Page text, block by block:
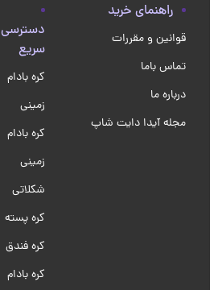
راهنمای خرید
قوانین و مقررات
تماس باما
درباره ما
مجله آیدا دایت شاپ
دسترسی
سریع
کره بادام
زمینی
کره بادام
زمینی
شکلاتی
کره پسته
کره فندق
کره بادام